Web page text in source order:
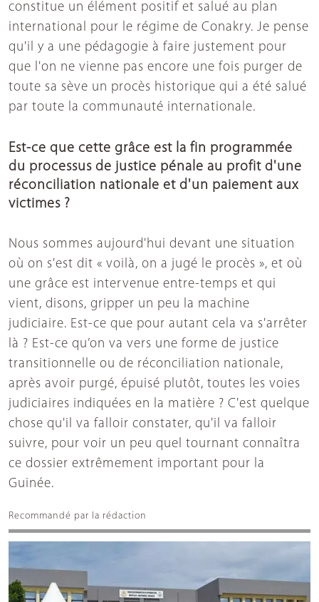
constitue un élément positif et salué au plan
international pour le régime de Conakry. Je pense
qu'il y a une pédagogie à faire justement pour
que l'on ne vienne pas encore une fois purger de
toute sa sève un procès historique qui a été salué
par toute la communauté internationale.
Est-ce que cette grâce est la fin programmée
du processus de justice pénale au profit d'une
réconciliation nationale et d'un paiement aux
victimes ?
Nous sommes aujourd'hui devant une situation
où on s'est dit « voilà, on a jugé le procès », et où
une grâce est intervenue entre-temps et qui
vient, disons, gripper un peu la machine
judiciaire. Est-ce que pour autant cela va s'arrêter
là ? Est-ce qu’on va vers une forme de justice
transitionnelle ou de réconciliation nationale,
après avoir purgé, épuisé plutôt, toutes les voies
judiciaires indiquées en la matière ? C'est quelque
chose qu'il va falloir constater, qu'il va falloir
suivre, pour voir un peu quel tournant connaîtra
ce dossier extrêmement important pour la
Guinée.
Recommandé par la rédaction